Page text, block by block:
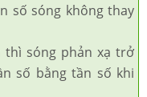
số sóng không thay
thì sóng phản xạ trở
số bằng tần số khi